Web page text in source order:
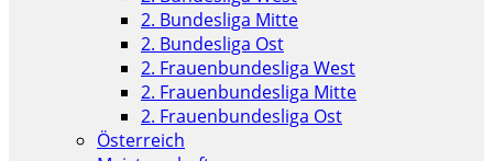
2. Bundesliga Mitte
2. Bundesliga Ost
2. Frauenbundesliga West
2. Frauenbundesliga Mitte
2. Frauenbundesliga Ost
Österreich